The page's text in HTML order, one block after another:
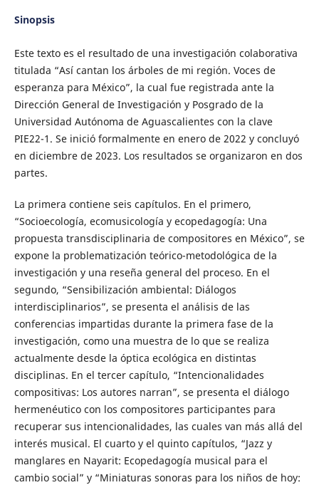
Sinopsis
Este texto es el resultado de una investigación colaborativa
titulada “Así cantan los árboles de mi región. Voces de
esperanza para México”, la cual fue registrada ante la
Dirección General de Investigación y Posgrado de la
Universidad Autónoma de Aguascalientes con la clave
PIE22-1. Se inició formalmente en enero de 2022 y concluyó
en diciembre de 2023. Los resultados se organizaron en dos
partes.
La primera contiene seis capítulos. En el primero,
“Socioecología, ecomusicología y ecopedagogía: Una
propuesta transdisciplinaria de compositores en México”, se
expone la problematización teórico-metodológica de la
investigación y una reseña general del proceso. En el
segundo, “Sensibilización ambiental: Diálogos
interdisciplinarios”, se presenta el análisis de las
conferencias impartidas durante la primera fase de la
investigación, como una muestra de lo que se realiza
actualmente desde la óptica ecológica en distintas
disciplinas. En el tercer capítulo, “Intencionalidades
compositivas: Los autores narran”, se presenta el diálogo
hermenéutico con los compositores participantes para
recuperar sus intencionalidades, las cuales van más allá del
interés musical. El cuarto y el quinto capítulos, “Jazz y
manglares en Nayarit: Ecopedagogía musical para el
cambio social” y “Miniaturas sonoras para los niños de hoy: